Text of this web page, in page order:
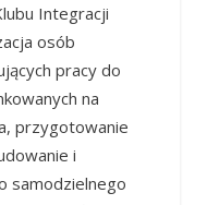
Integracji
osób
pracy do
na
przygotowanie
i
samodzielnego